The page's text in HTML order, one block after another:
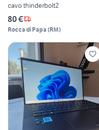
cavo thinderbolt2
80 €
Rocca di Papa (RM)